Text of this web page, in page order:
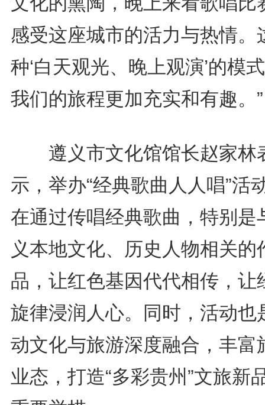
感受这座城市的活力与热情。
种‘白天观光、晚上观演’的模
我们的旅程更加充实和有趣。”
遵义市文化馆馆长赵家林
示，举办“经典歌曲人人唱”活
在通过传唱经典歌曲，特别是
义本地文化、历史人物相关的
品，让红色基因代代相传，让
旋律浸润人心。同时，活动也
动文化与旅游深度融合，丰富
业态，打造“多彩贵州”文旅新